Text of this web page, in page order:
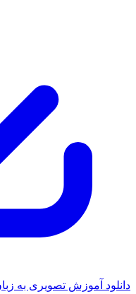
آموزش تصویری به زبان